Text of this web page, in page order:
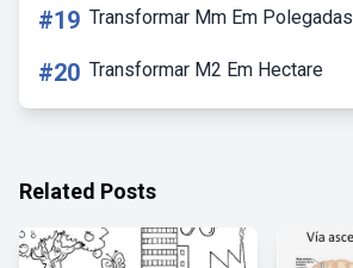
#19 Transformar Mm Em Polegadas
#20 Transformar M2 Em Hectare
Related Posts